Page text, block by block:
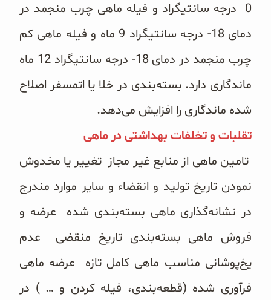
0 درجه سانتیگراد و فیله ماهی چرب منجمد در
دمای 18- درجه سانتیگراد 9 ماه و فیله ماهی کم
چرب منجمد در دمای 18- درجه سانتیگراد 12 ماه
ماندگاری دارد. بسته‌بندی در خلا یا اتمسفر اصلاح
شده ماندگاری را افزایش می‌‌دهد.
تقلبات و تخلفات بهداشتی در ماهی
تامین ماهی از منابع غیر مجاز تغییر یا مخدوش
نمودن تاریخ تولید و انقضاء و سایر موارد مندرج
در نشانه‌گذاری ماهی بسته‌بندی شده عرضه و
فروش ماهی بسته‌بندی تاریخ منقضی عدم
یخ‌پوشانی مناسب ماهی کامل تازه عرضه ماهی
فرآوری شده (قطعه‌بندی، فیله کردن و … ) در